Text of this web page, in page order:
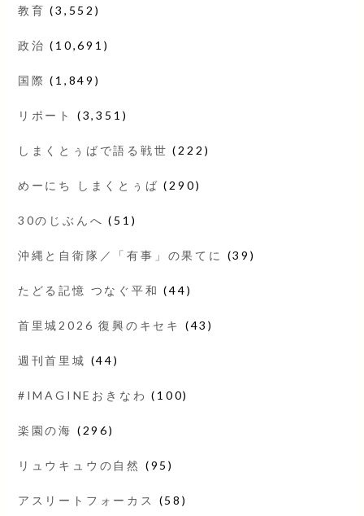
教育 (3,552)
政治 (10,691)
国際 (1,849)
リポート (3,351)
しまくとぅばで語る戦世 (222)
めーにち しまくとぅば (290)
30のじぶんへ (51)
沖縄と自衛隊／「有事」の果てに (39)
たどる記憶 つなぐ平和 (44)
首里城2026 復興のキセキ (43)
週刊首里城 (44)
#IMAGINEおきなわ (100)
楽園の海 (296)
リュウキュウの自然 (95)
アスリートフォーカス (58)